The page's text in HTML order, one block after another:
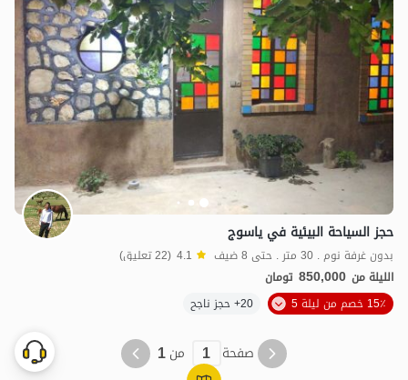
حجز السياحة البيئية في ياسوج
بدون غرفة نوم . 30 متر . حتى 8 ضيف 4.1 (22 تعليق)
الليلة من 850,000 تومان
15٪ خصم من ليلة 5
20+ حجز ناجح
صفحة 1 من1